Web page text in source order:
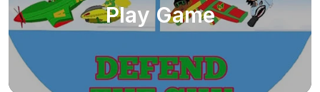
Play Game